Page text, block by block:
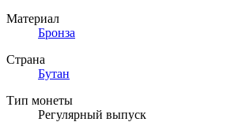
Материал
Бронза
Страна
Бутан
Тип монеты
Регулярный выпуск